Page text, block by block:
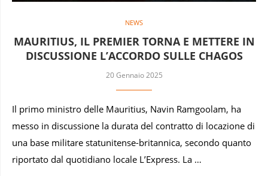
NEWS
MAURITIUS, IL PREMIER TORNA E METTERE IN
DISCUSSIONE L’ACCORDO SULLE CHAGOS
20 Gennaio 2025
Il primo ministro delle Mauritius, Navin Ramgoolam, ha
messo in discussione la durata del contratto di locazione di
una base militare statunitense-britannica, secondo quanto
riportato dal quotidiano locale L’Express. La …